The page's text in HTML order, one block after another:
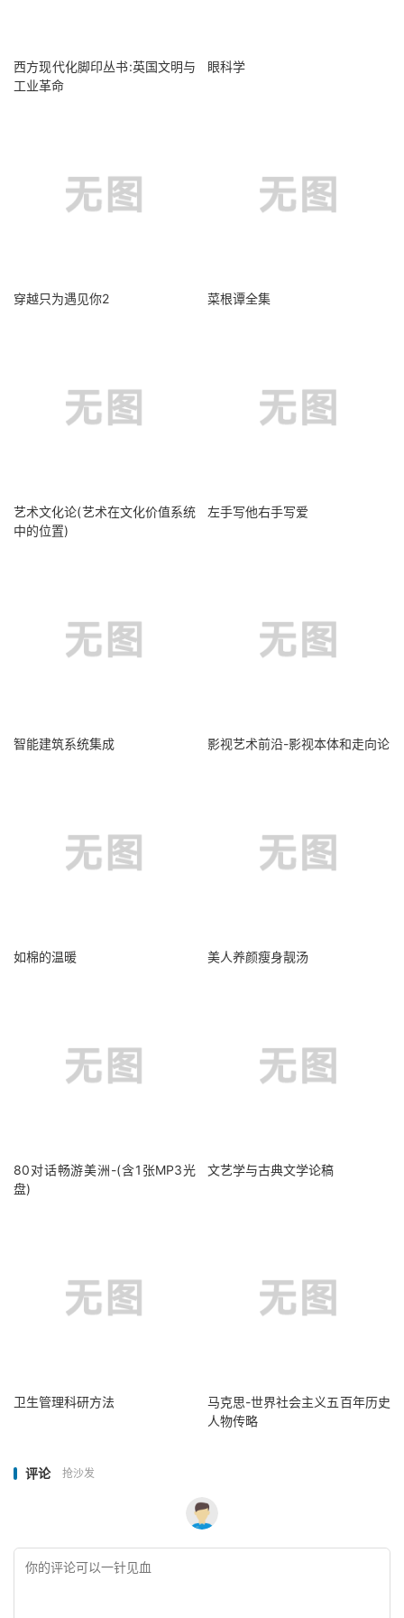
西方现代化脚印丛书:英国文明与
工业革命
眼科学
穿越只为遇见你2 菜根谭全集
艺术文化论(艺术在文化价值系统
中的位置)
左手写他右手写爱
智能建筑系统集成 影视艺术前沿-影视本体和走向论
如棉的温暖 美人养颜瘦身靓汤
80对话畅游美洲-(含1张MP3光
盘)
文艺学与古典文学论稿
卫生管理科研方法
马克思-世界社会主义五百年历史
人物传略
评论 抢沙发